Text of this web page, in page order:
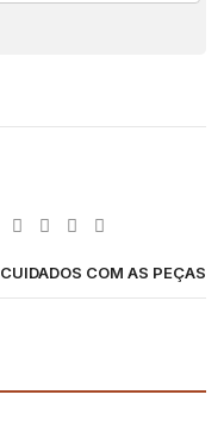
CUIDADOS COM AS PEÇAS